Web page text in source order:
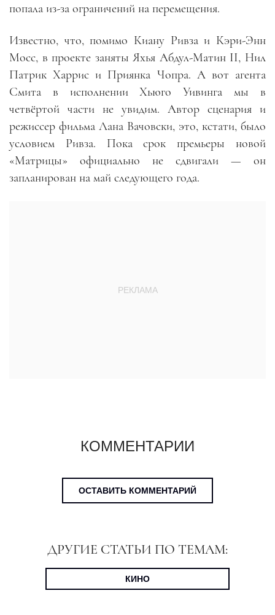
попала из-за ограничений на перемещения.
Известно, что, помимо Киану Ривза и Кэри-Энн
Мосс, в проекте заняты Яхья Абдул-Матин II, Нил
Патрик Харрис и Приянка Чопра. А вот агента
Смита в исполнении Хьюго Уивинга мы в
четвёртой части не увидим. Автор сценария и
режиссер фильма Лана Вачовски, это, кстати, было
условием Ривза. Пока срок премьеры новой
«Матрицы» официально не сдвигали — он
запланирован на май следующего года.
КОММЕНТАРИИ
ОСТАВИТЬ КОММЕНТАРИЙ
ДРУГИЕ СТАТЬИ ПО ТЕМАМ:
КИНО